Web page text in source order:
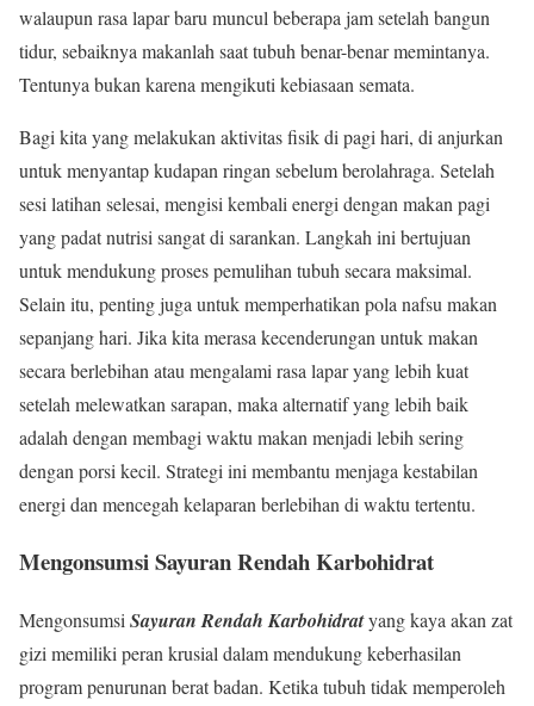
walaupun rasa lapar baru muncul beberapa jam setelah bangun
tidur, sebaiknya makanlah saat tubuh benar-benar memintanya.
Tentunya bukan karena mengikuti kebiasaan semata.
Bagi kita yang melakukan aktivitas fisik di pagi hari, di anjurkan
untuk menyantap kudapan ringan sebelum berolahraga. Setelah
sesi latihan selesai, mengisi kembali energi dengan makan pagi
yang padat nutrisi sangat di sarankan. Langkah ini bertujuan
untuk mendukung proses pemulihan tubuh secara maksimal.
Selain itu, penting juga untuk memperhatikan pola nafsu makan
sepanjang hari. Jika kita merasa kecenderungan untuk makan
secara berlebihan atau mengalami rasa lapar yang lebih kuat
setelah melewatkan sarapan, maka alternatif yang lebih baik
adalah dengan membagi waktu makan menjadi lebih sering
dengan porsi kecil. Strategi ini membantu menjaga kestabilan
energi dan mencegah kelaparan berlebihan di waktu tertentu.
Mengonsumsi Sayuran Rendah Karbohidrat
Mengonsumsi Sayuran Rendah Karbohidratyang kaya akan zat
gizi memiliki peran krusial dalam mendukung keberhasilan
program penurunan berat badan. Ketika tubuh tidak memperoleh